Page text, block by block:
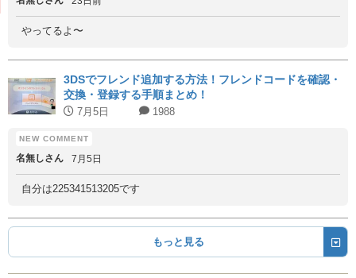
やってるよ〜
3DSでフレンド追加する方法！フレンドコードを確認・
交換・登録する手順まとめ！
7月5日 1988
名無しさん 7月5日
自分は225341513205です
もっと見る